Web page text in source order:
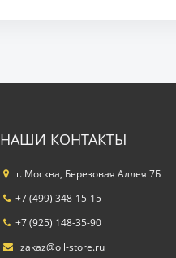
НАШИ КОНТАКТЫ
г. Москва, Березовая Аллея 7Б
+7 (499) 348-15-15
+7 (925) 148-35-90
zakaz@oil-store.ru